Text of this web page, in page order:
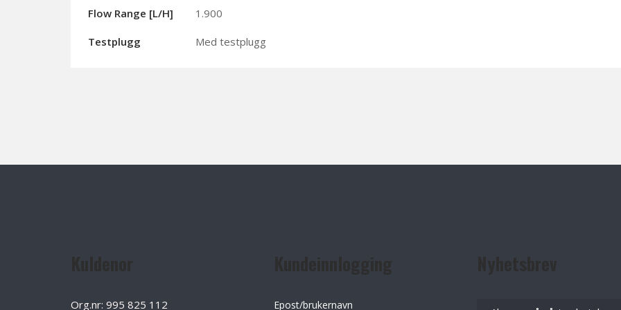
Flow Range [l/h] 1.900
Testplugg Med testplugg
Org.nr: 995 825 112 Epost/brukernavn